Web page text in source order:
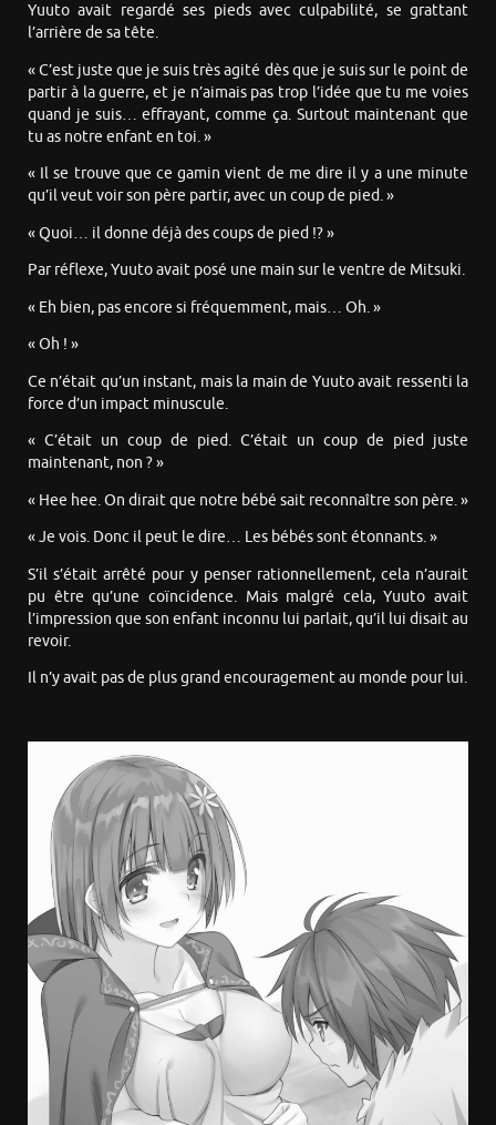
Yuuto avait regardé ses pieds avec culpabilité, se grattant
l’arrière de sa tête.
« C’est juste que je suis très agité dès que je suis sur le point de
partir à la guerre, et je n’aimais pas trop l’idée que tu me voies
quand je suis… effrayant, comme ça. Surtout maintenant que
tu as notre enfant en toi. »
« Il se trouve que ce gamin vient de me dire il y a une minute
qu’il veut voir son père partir, avec un coup de pied. »
« Quoi… il donne déjà des coups de pied !? »
Par réflexe, Yuuto avait posé une main sur le ventre de Mitsuki.
« Eh bien, pas encore si fréquemment, mais… Oh. »
« Oh ! »
Ce n’était qu’un instant, mais la main de Yuuto avait ressenti la
force d’un impact minuscule.
« C’était un coup de pied. C’était un coup de pied juste
maintenant, non ? »
« Hee hee. On dirait que notre bébé sait reconnaître son père. »
« Je vois. Donc il peut le dire… Les bébés sont étonnants. »
S’il s’était arrêté pour y penser rationnellement, cela n’aurait
pu être qu’une coïncidence. Mais malgré cela, Yuuto avait
l’impression que son enfant inconnu lui parlait, qu’il lui disait au
revoir.
Il n’y avait pas de plus grand encouragement au monde pour lui.